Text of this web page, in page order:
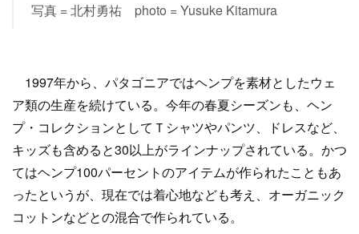
写真 = 北村勇祐 photo = Yusuke Kitamura
1997年から、パタゴニアではヘンプを素材としたウェ
ア類の生産を続けている。今年の春夏シーズンも、ヘン
プ・コレクションとしてＴシャツやパンツ、ドレスなど、
キッズも含めると30以上がラインナップされている。かつ
てはヘンプ100パーセントのアイテムが作られたこともあ
ったというが、現在では着心地なども考え、オーガニック
コットンなどとの混合で作られている。